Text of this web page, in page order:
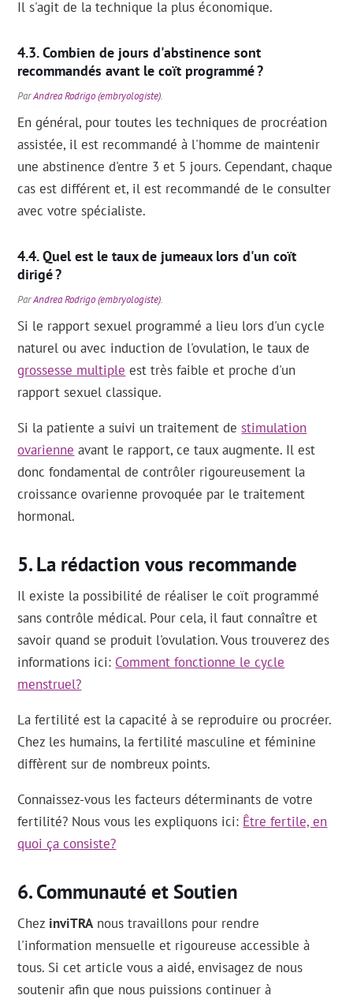
Il s'agit de la technique la plus économique.
Combien de jours d'abstinence sont
recommandés avant le coït programmé ?
ParAndrea Rodrigo (embryologiste).
En général, pour toutes les techniques de procréation
assistée, il est recommandé à l'homme de maintenir
une abstinence d'entre 3 et 5 jours. Cependant, chaque
cas est différent et, il est recommandé de le consulter
avec votre spécialiste.
Quel est le taux de jumeaux lors d'un coït
dirigé ?
ParAndrea Rodrigo (embryologiste).
Si le rapport sexuel programmé a lieu lors d'un cycle
naturel ou avec induction de l'ovulation, le taux de
grossesse multiple est très faible et proche d'un
rapport sexuel classique.
Si la patiente a suivi un traitement destimulation
ovarienne avant le rapport, ce taux augmente. Il est
donc fondamental de contrôler rigoureusement la
croissance ovarienne provoquée par le traitement
hormonal.
La rédaction vous recommande
Il existe la possibilité de réaliser le coït programmé
sans contrôle médical. Pour cela, il faut connaître et
savoir quand se produit l'ovulation. Vous trouverez des
informations ici: Comment fonctionne le cycle
menstruel?
La fertilité est la capacité à se reproduire ou procréer.
Chez les humains, la fertilité masculine et féminine
diffèrent sur de nombreux points.
Connaissez-vous les facteurs déterminants de votre
fertilité? Nous vous les expliquons ici: Être fertile, en
quoi ça consiste?
Communauté et Soutien
Chez inviTRA nous travaillons pour rendre
l'information mensuelle et rigoureuse accessible à
tous. Si cet article vous a aidé, envisagez de nous
soutenir afin que nous puissions continuer à